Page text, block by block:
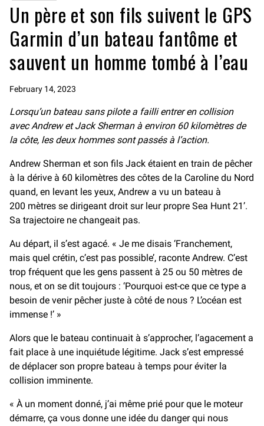
Un père et son fils suivent le GPS
Garmin d’un bateau fantôme et
sauvent un homme tombé à l’eau
February 14, 2023
Lorsqu’un bateau sans pilote a failli entrer en collision
avec Andrew et Jack Sherman à environ 60 kilomètres de
la côte, les deux hommes sont passés à l’action.
Andrew Sherman et son fils Jack étaient en train de pêcher
à la dérive à 60 kilomètres des côtes de la Caroline du Nord
quand, en levant les yeux, Andrew a vu un bateau à
200 mètres se dirigeant droit sur leur propre Sea Hunt 21’.
Sa trajectoire ne changeait pas.
Au départ, il s’est agacé. « Je me disais ‘Franchement,
mais quel crétin, c’est pas possible’, raconte Andrew. C’est
trop fréquent que les gens passent à 25 ou 50 mètres de
nous, et on se dit toujours : ‘Pourquoi est-ce que ce type a
besoin de venir pêcher juste à côté de nous ? L’océan est
immense !’ »
Alors que le bateau continuait à s’approcher, l’agacement a
fait place à une inquiétude légitime. Jack s’est empressé
de déplacer son propre bateau à temps pour éviter la
collision imminente.
« À un moment donné, j’ai même prié pour que le moteur
démarre, ça vous donne une idée du danger qui nous